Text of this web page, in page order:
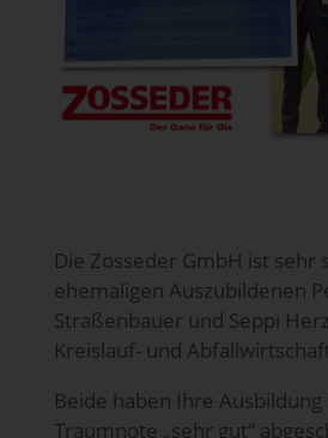
Die Zosseder GmbH ist sehr
ehemaligen Auszubildenen
Straßenbauer und Seppi
Kreislauf- und
Beide haben Ihre
Traumnote „sehr gut“